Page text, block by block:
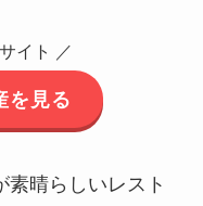
イト ／
を見る
素晴らしいレスト